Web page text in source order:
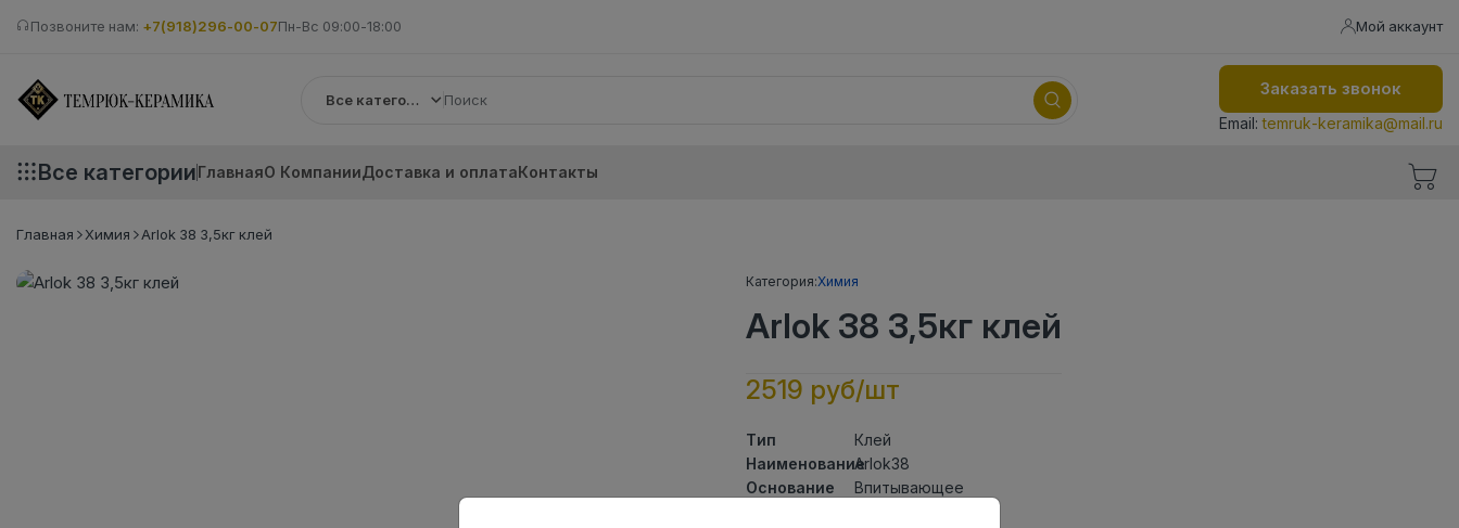
Позвоните нам: +7(918)296-00-07Пн-Вс 09:00-18:00 Мой аккаунт
Все категории
Заказать звонок
Email:temruk-keramika@mail.ru
Все категорииГлавнаяО КомпанииДоставка и оплатаКонтакты
Главная Химия Arlok 38 3,5кг клей
Категория:Химия
Arlok 38 3,5кг клей
2519 руб/шт
Тип
Клей
НаименованиеArlok38
Основание
Впитывающее